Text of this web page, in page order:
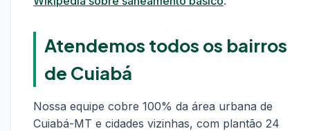
Atendemos todos os bairros
de Cuiabá
Nossa equipe cobre 100% da área urbana de
Cuiabá-MT e cidades vizinhas, com plantão 24